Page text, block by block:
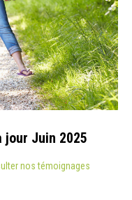
jour Juin 2025
nos témoignages